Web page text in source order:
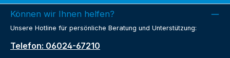
Können wir Ihnen helfen?
Unsere Hotline für persönliche Beratung und Unterstützung:
Telefon: 06024-67210